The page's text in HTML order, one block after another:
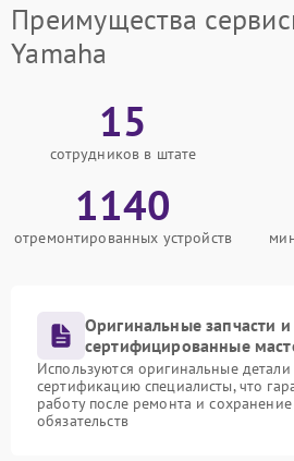
Преимущества
Yamaha
15
сотрудников в штате
1140
отремонтированных устройств
Оригинальные запчасти и
сертифицированные
Используются оригинальные
сертификацию специалисты, что
работу после ремонта и
обязательств